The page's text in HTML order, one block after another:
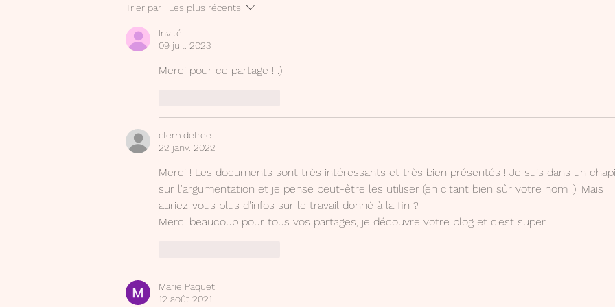
Trier par : Les plus récents
Invité
09 juil. 2023
Merci pour ce partage ! :)
clem.delree
22 janv. 2022
Merci ! Les documents sont très intéressants et très bien présentés ! Je suis dans un
sur l'argumentation et je pense peut-être les utiliser (en citant bien sûr votre nom !). Mais
auriez-vous plus d'infos sur le travail donné à la fin ?
Merci beaucoup pour tous vos partages, je découvre votre blog et c'est super !
Marie Paquet
12 août 2021